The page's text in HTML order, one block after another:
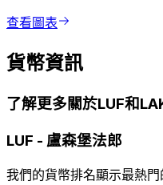
查看圖表
貨幣資訊
了解更多關於LUF和
LUF - 盧森堡法郎
我們的貨幣排名顯示最熱